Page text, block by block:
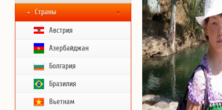
Страны
Австрия
Азербайджан
Болгария
Бразилия
Вьетнам